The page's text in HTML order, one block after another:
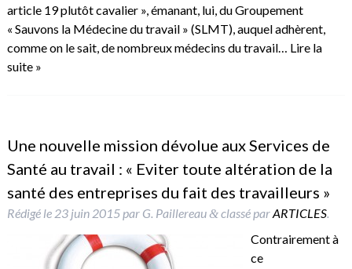
article 19 plutôt cavalier », émanant, lui, du Groupement
« Sauvons la Médecine du travail » (SLMT), auquel adhèrent,
comme on le sait, de nombreux médecins du travail… Lire la
suite »
Une nouvelle mission dévolue aux Services de
Santé au travail : « Eviter toute altération de la
santé des entreprises du fait des travailleurs »
Rédigé le 23 juin 2015par G. Paillereau &classé parARTICLES.
Contrairement à
ce